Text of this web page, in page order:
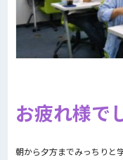
お疲れ様で
朝から夕方までみっちりと